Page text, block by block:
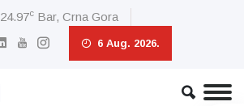
24.97c Bar, Crna Gora
6 Aug. 2026.